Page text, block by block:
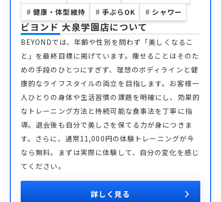
♯ 健康・体型維持 ♯ 手ぶらOK ♯ シャワー
ビヨンド 大泉学園店について
BEYONDでは、年齢や性別を問わず「美しくなるこ
と」を最終目標に掲げています。痩せることはそのた
めの手段のひとつにすぎず、理想のボディラインと健
康的なライフスタイルの両立を目指します。お客様一
人ひとりの身体や生活習慣の課題を明確にし、効果的
なトレーニング方法と持続可能な食事法を丁寧に指
導。退会後も自分で美しさを保てる力が身につきま
す。さらに、通常11,000円の体験トレーニングが今
なら無料。まずは実際に体験して、自分の変化を感じ
てください。
詳しく見る